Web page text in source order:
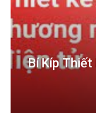
Bí Kíp Thiết